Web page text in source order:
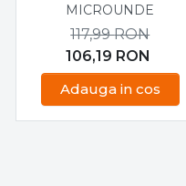
MICROUNDE
106,19 RON
117,99RON
Adauga in cos